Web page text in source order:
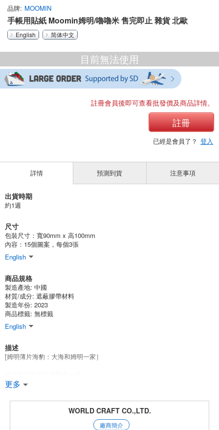
品牌 MOOMIN
手帳用貼紙 Moomin姆明/嚕嚕米 售完即止 雜貨 北歐
English 简体中文
目前無法使用
註冊會員後即可查看批發價及商品詳情。
註冊
已經是會員了？ 登入
詳情
出貨時期
約1週
尺寸
包裝尺寸：寬90mm x 高100mm
內容：15個圖案，每個3張
English
商品規格
製造產地: 中國
材質/成分: 遮蔽膠帶材料
製造年份: 2023
商品標籤: 無標籤
English
描述
[姆明薄片海豹：大海和姆明一家］
裝飾你的筆記本和字母的邊緣，讓它們看起來就像姆明一家在偷偷地看裡
姆明看起來像在偷偷地看裡面。
也非常適合裝飾禮物和其他物品*。
更多
預測到貨 注意事項
WORLD CRAFT CO.,LTD.
廠商簡介